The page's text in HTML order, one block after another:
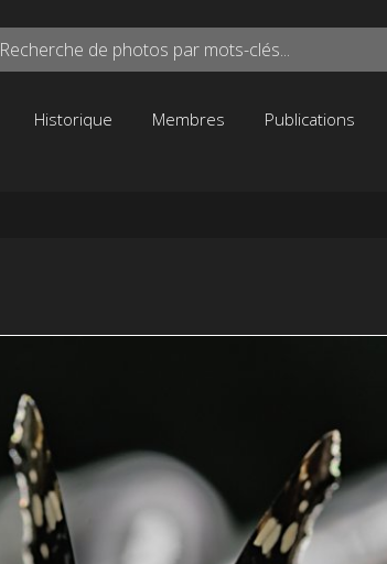
Recherche de photos par mots-clés...
Historique Membres Publications